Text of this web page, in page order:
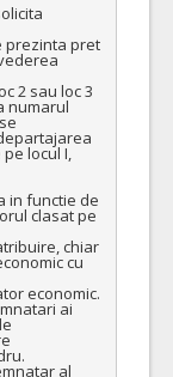
prezinta pret
2 sau loc 3
numarul
locul I,
in functie de
clasat pe
chiar
cu
economic.
ai
al